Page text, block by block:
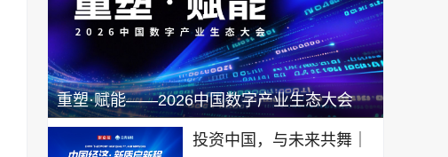
重塑·赋能——2026中国数字产业生态大会
投资中国，与未来共舞｜